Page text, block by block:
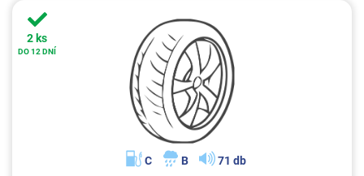
2 ks
DO 12 DNÍ
C B 71 db